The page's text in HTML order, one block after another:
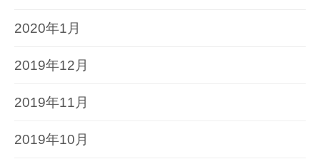
2020年1月
2019年12月
2019年11月
2019年10月